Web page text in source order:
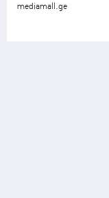
mediamall.ge